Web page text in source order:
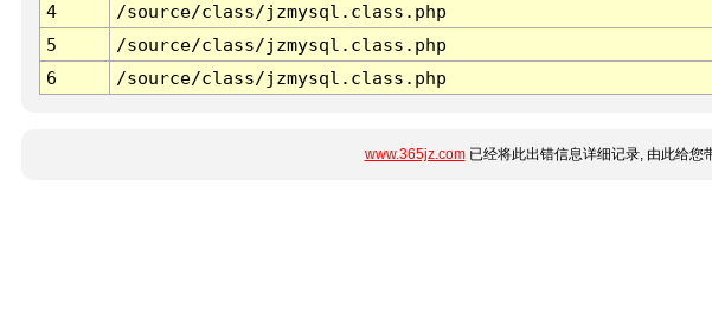
4
/source/class/jzmysql.class.php
5
/source/class/jzmysql.class.php
6
/source/class/jzmysql.class.php
www.365jz.com已经将此出错信息详细记录, 由此给您